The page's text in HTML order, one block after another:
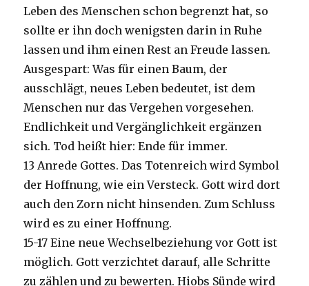
Leben des Menschen schon begrenzt hat, so
sollte er ihn doch wenigsten darin in Ruhe
lassen und ihm einen Rest an Freude lassen.
Ausgespart: Was für einen Baum, der
ausschlägt, neues Leben bedeutet, ist dem
Menschen nur das Vergehen vorgesehen.
Endlichkeit und Vergänglichkeit ergänzen
sich. Tod heißt hier: Ende für immer.
13 Anrede Gottes. Das Totenreich wird Symbol
der Hoffnung, wie ein Versteck. Gott wird dort
auch den Zorn nicht hinsenden. Zum Schluss
wird es zu einer Hoffnung.
15-17 Eine neue Wechselbeziehung vor Gott ist
möglich. Gott verzichtet darauf, alle Schritte
zu zählen und zu bewerten. Hiobs Sünde wird